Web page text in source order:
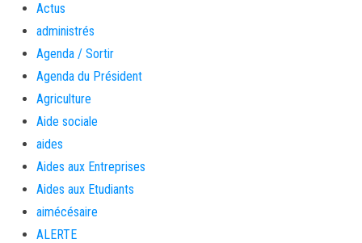
Actus
administrés
Agenda / Sortir
Agenda du Président
Agriculture
Aide sociale
aides
Aides aux Entreprises
Aides aux Etudiants
aimécésaire
ALERTE